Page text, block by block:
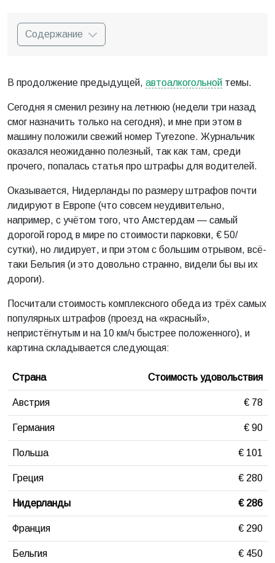
Содержание
В продолжение предыдущей, автоалкогольной темы.
Сегодня я сменил резину на летнюю (недели три назад
смог назначить только на сегодня), и мне при этом в
машину положили свежий номер Tyrezone. Журнальчик
оказался неожиданно полезный, так как там, среди
прочего, попалась статья про штрафы для водителей.
Оказывается, Нидерланды по размеру штрафов почти
лидируют в Европе (что совсем неудивительно,
например, с учётом того, что Амстердам — самый
дорогой город в мире по стоимости парковки, € 50/
сутки), но лидирует, и при этом с большим отрывом, всё-
таки Бельгия (и это довольно странно, видели бы вы их
дороги).
Посчитали стоимость комплексного обеда из трёх самых
популярных штрафов (проезд на «красный»,
непристёгнутым и на 10 км/ч быстрее положенного), и
картина складывается следующая:
Страна Стоимость удовольствия
Австрия € 78
Германия € 90
Польша € 101
Греция € 280
Нидерланды € 286
Франция € 290
Бельгия € 450